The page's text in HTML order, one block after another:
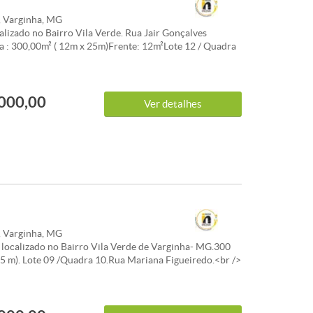
Varginha, MG
no Bairro Vila Verde. Rua Jair Gonçalves
: 300,00m² ( 12m x 25m)Frente: 12m²Lote 12 / Quadra
Vila Verde, com preços e condições especiais.<br
valoriza localização e qualidade de vida em
/><br />Agende uma visita para conhecer este Lote /
Ver detalhes
Varginha, MG
no Bairro Vila Verde de Varginha- MG.300
m). Lote 09 /Quadra 10.Rua Mariana Figueiredo.<br />
Verde é imperdível.<br /><br />O imóvel apresenta